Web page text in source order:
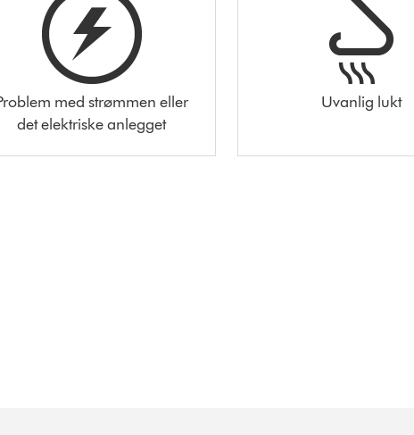
med strømmen eller
det elektriske anlegget
Uvanlig lukt